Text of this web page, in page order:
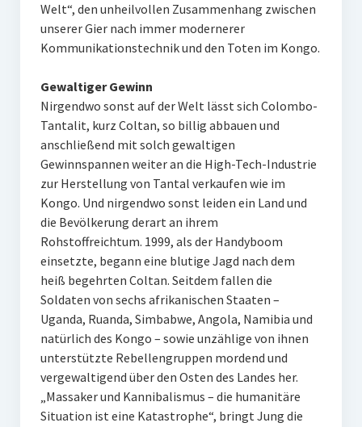
Welt“, den unheilvollen Zusammenhang zwischen
unserer Gier nach immer modernerer
Kommunikationstechnik und den Toten im Kongo.
Gewaltiger Gewinn
Nirgendwo sonst auf der Welt lässt sich Colombo-
Tantalit, kurz Coltan, so billig abbauen und
anschließend mit solch gewaltigen
Gewinnspannen weiter an die High-Tech-Industrie
zur Herstellung von Tantal verkaufen wie im
Kongo. Und nirgendwo sonst leiden ein Land und
die Bevölkerung derart an ihrem
Rohstoffreichtum. 1999, als der Handyboom
einsetzte, begann eine blutige Jagd nach dem
heiß begehrten Coltan. Seitdem fallen die
Soldaten von sechs afrikanischen Staaten –
Uganda, Ruanda, Simbabwe, Angola, Namibia und
natürlich des Kongo – sowie unzählige von ihnen
unterstützte Rebellengruppen mordend und
vergewaltigend über den Osten des Landes her.
„Massaker und Kannibalismus – die humanitäre
Situation ist eine Katastrophe“, bringt Jung die